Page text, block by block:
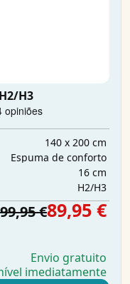
H3
140 x 200 cm
Espuma de conforto
16 cm
H2/H3
99,95 €89,95 €
Envio gratuito
imediatamente